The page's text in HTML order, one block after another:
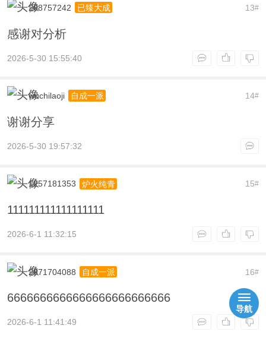
13#
208757242 已臻大成
感谢对分析
2026-5-30 15:55:40
14#
wuchilaoji 自成一派
谢谢分享
2026-5-30 19:57:32
15#
1257181353 炉火纯青
111111111111111111
2026-6-1 11:32:15
16#
2871704088 自成一派
6666666666666666666666666
2026-6-1 11:41:49
导航